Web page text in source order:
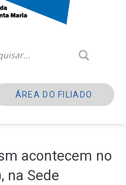
ÁREA DO FILIADO
acontecem no
na Sede